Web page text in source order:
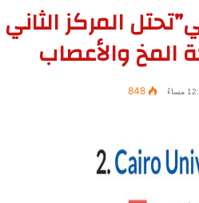
المركز الثاني
المخ والأعصاب
848